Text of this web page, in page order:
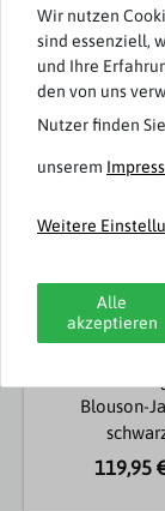
Blouson-
119,95
Wir nutzen
sind essenziell,
und Ihre
den von uns
Nutzer finden
unserem
Weitere
Alle
akzeptieren